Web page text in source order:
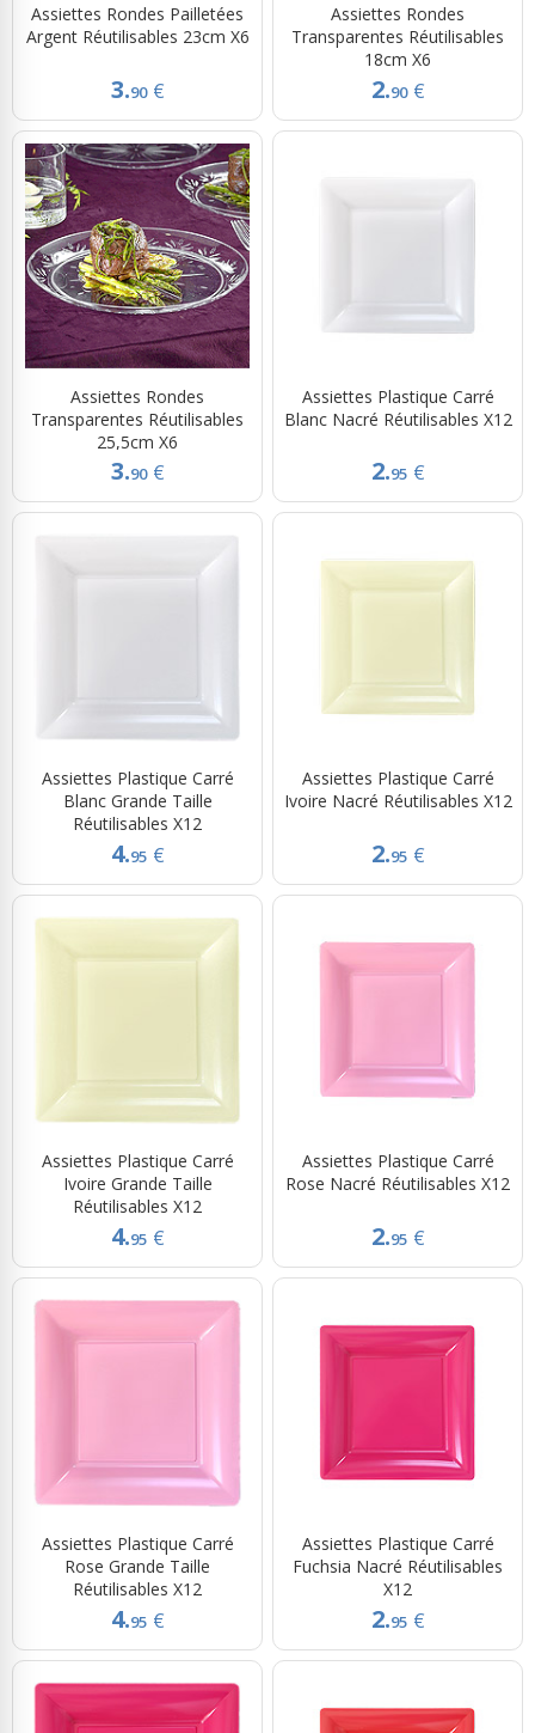
Assiettes Rondes Pailletées
Argent Réutilisables 23cm X6
3.90 €
Assiettes Rondes
Transparentes Réutilisables
18cm X6
2.90 €
Assiettes Rondes
Transparentes Réutilisables
25,5cm X6
3.90 €
Assiettes Plastique Carré
Blanc Nacré Réutilisables X12
2.95 €
Assiettes Plastique Carré
Blanc Grande Taille
Réutilisables X12
4.95 €
Assiettes Plastique Carré
Ivoire Nacré Réutilisables X12
2.95 €
Assiettes Plastique Carré
Ivoire Grande Taille
Réutilisables X12
4.95 €
Assiettes Plastique Carré
Rose Nacré Réutilisables X12
2.95 €
Assiettes Plastique Carré
Rose Grande Taille
Réutilisables X12
4.95 €
Assiettes Plastique Carré
Fuchsia Nacré Réutilisables
X12
2.95 €